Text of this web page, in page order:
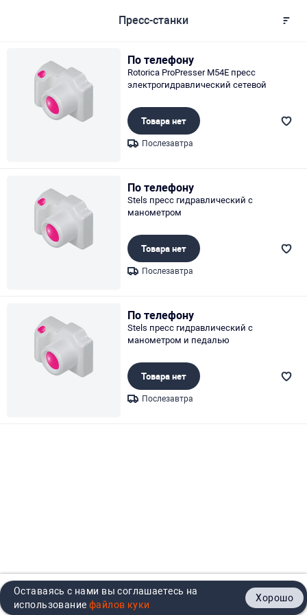
Главная Каталог Кабинет Контакты
Пресс-станки
По телефону
Rotorica ProPresser M54E пресс
электрогидравлический сетевой
Товара нет
Послезавтра
По телефону
Stels пресс гидравлический с
манометром
Товара нет
Послезавтра
По телефону
Stels пресс гидравлический с
манометром и педалью
Товара нет
Послезавтра
Оставаясь с нами вы соглашаетесь на
использование
Хорошо